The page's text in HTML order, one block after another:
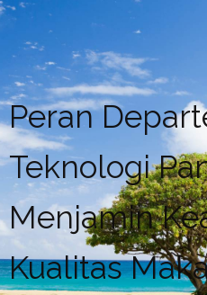
Peran
Teknologi
Menjamin
Kualitas